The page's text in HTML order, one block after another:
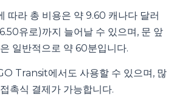
따라 총 비용은 약 9.60 캐나다 달러
유로)까지 늘어날 수 있으며, 문 앞
일반적으로 약 60분입니다.
Transit에서도 사용할 수 있으며, 많
촉식 결제가 가능합니다.